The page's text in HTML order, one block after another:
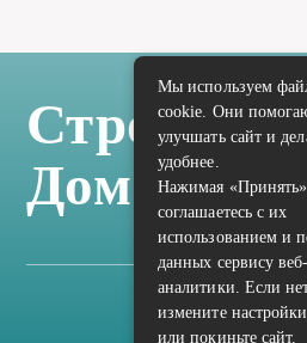
Стройка
Дом
Карта сайта
Мы используем
cookie. Они
улучшать сайт и
удобнее.
Нажимая
соглашаетесь с их
использованием и
данных сервису веб-
аналитики. Если
измените
или покиньте сайт.